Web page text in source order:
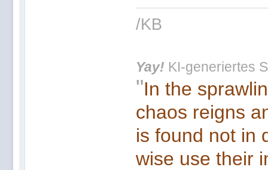
/KB
Yay! KI-generiertes
"In the
chaos reigns
is found not in
wise use their